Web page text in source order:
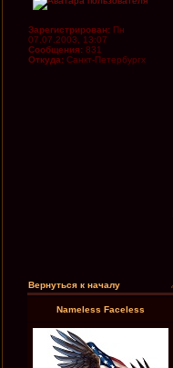
Зарегистрирован: Пн
07.07.2003, 13:07
Сообщения: 831
Откуда: Санкт-Петербургх
Вернуться к началу
Nameless Faceless